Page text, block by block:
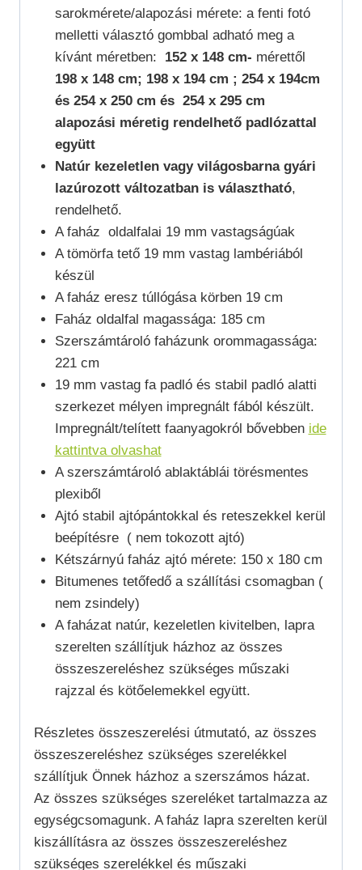
sarokmérete/alapozási mérete: a fenti fotó
melletti választó gombbal adható meg a
kívánt méretben: 152 x 148 cm- mérettől
198 x 148 cm; 198 x 194 cm ; 254 x 194cm
és 254 x 250 cm és 254 x 295 cm
alapozási méretig rendelhető padlózattal
együtt
Natúr kezeletlen vagy világosbarna gyári
lazúrozott változatban is választható,
rendelhető.
A faház oldalfalai 19 mm vastagságúak
A tömörfa tető 19 mm vastag lambériából
készül
A faház eresz túllógása körben 19 cm
Faház oldalfal magassága: 185 cm
Szerszámtároló faházunk orommagassága:
221 cm
19 mm vastag fa padló és stabil padló alatti
szerkezet mélyen impregnált fából készült.
Impregnált/telített faanyagokról bővebben ide
kattintva olvashat
A szerszámtároló ablaktáblái törésmentes
plexiből
Ajtó stabil ajtópántokkal és reteszekkel kerül
beépítésre ( nem tokozott ajtó)
Kétszárnyú faház ajtó mérete: 150 x 180 cm
Bitumenes tetőfedő a szállítási csomagban (
nem zsindely)
A faházat natúr, kezeletlen kivitelben, lapra
szerelten szállítjuk házhoz az összes
összeszereléshez szükséges műszaki
rajzzal és kötőelemekkel együtt.
Részletes összeszerelési útmutató, az összes
összeszereléshez szükséges szerelékkel
szállítjuk Önnek házhoz a szerszámos házat.
Az összes szükséges szereléket tartalmazza az
egységcsomagunk. A faház lapra szerelten kerül
kiszállításra az összes összeszereléshez
szükséges szerelékkel és műszaki